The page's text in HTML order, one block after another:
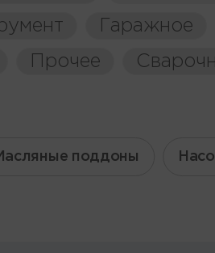
Гаражное
Прочее
поддоны